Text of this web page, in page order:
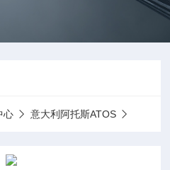
心 意大利阿托斯ATOS